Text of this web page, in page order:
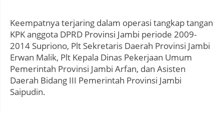
Keempatnya terjaring dalam operasi tangkap tangan
KPK anggota DPRD Provinsi Jambi periode 2009-
2014 Supriono, Plt Sekretaris Daerah Provinsi Jambi
Erwan Malik, Plt Kepala Dinas Pekerjaan Umum
Pemerintah Provinsi Jambi Arfan, dan Asisten
Daerah Bidang III Pemerintah Provinsi Jambi
Saipudin.